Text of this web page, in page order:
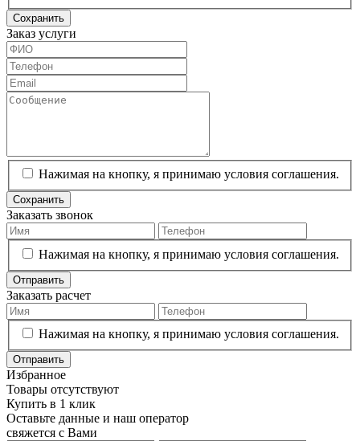
Сохранить
Заказ услуги
Нажимая на кнопку, я принимаю условия соглашения.
Сохранить
Заказать звонок
Нажимая на кнопку, я принимаю условия соглашения.
Отправить
Заказать расчет
Нажимая на кнопку, я принимаю условия соглашения.
Отправить
Избранное
Товары отсутствуют
Купить в 1 клик
Оставьте данные и наш оператор
свяжется с Вами